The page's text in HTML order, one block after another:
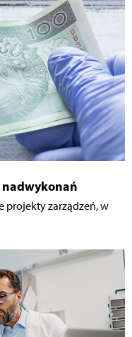
nadwykonań
projekty zarządzeń, w